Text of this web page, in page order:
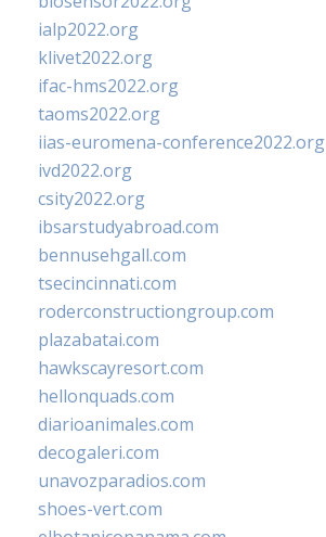
ialp2022.org
klivet2022.org
ifac-hms2022.org
taoms2022.org
iias-euromena-conference2022.org
ivd2022.org
csity2022.org
ibsarstudyabroad.com
bennusehgall.com
tsecincinnati.com
roderconstructiongroup.com
plazabatai.com
hawkscayresort.com
hellonquads.com
diarioanimales.com
decogaleri.com
unavozparadios.com
shoes-vert.com